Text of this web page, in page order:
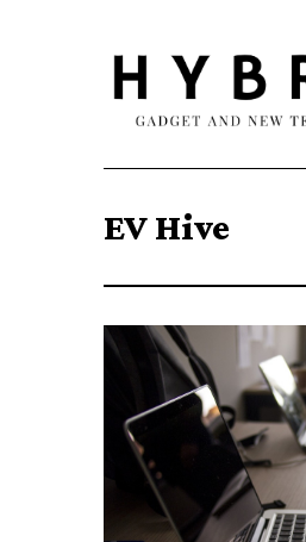
EV Hive